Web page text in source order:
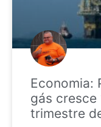
Economia:
gás cresce
trimestre